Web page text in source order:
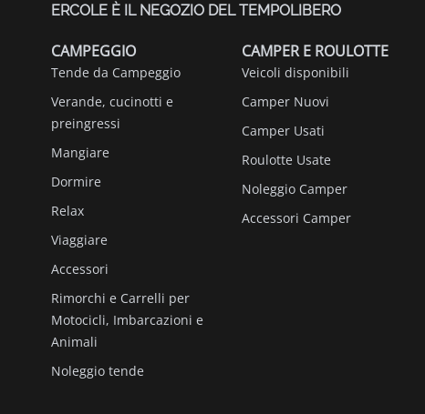
ERCOLE È IL NEGOZIO DEL TEMPOLIBERO
CAMPEGGIO
Tende da Campeggio
Verande, cucinotti e
preingressi
Mangiare
Dormire
Relax
Viaggiare
Accessori
Rimorchi e Carrelli per
Motocicli, Imbarcazioni e
Animali
Noleggio tende
CAMPER E ROULOTTE
Veicoli disponibili
Camper Nuovi
Camper Usati
Roulotte Usate
Noleggio Camper
Accessori Camper